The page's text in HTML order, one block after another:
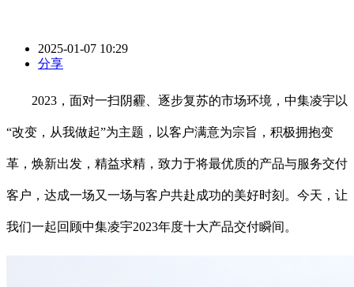
2025-01-07 10:29
分享
2023，面对一扫阴霾、逐步复苏的市场环境，中集凌宇以
“改变，从我做起”为主题，以客户满意为宗旨，积极拥抱变
革，焕新出发，精益求精，致力于将最优质的产品与服务交付
客户，达成一场又一场与客户共赴成功的美好时刻。今天，让
我们一起回顾中集凌宇2023年度十大产品交付瞬间。